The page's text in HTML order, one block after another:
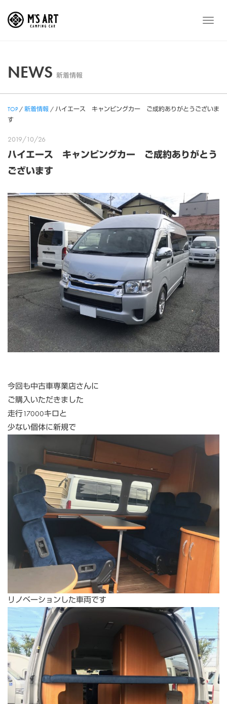
メ
NEWS 新着情報
TOP/新着情報 /ハイエース キャンピングカー ご成約ありがとうございま
す
2019/10/26
ハイエース キャンピングカー ご成約ありがとう
ございます
今回も中古車専業店さんに
ご購入いただきました
走行17000キロと
少ない個体に新規で
リノベーションした車両です